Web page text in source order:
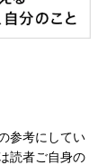
参考にしてい
読者ご自身の